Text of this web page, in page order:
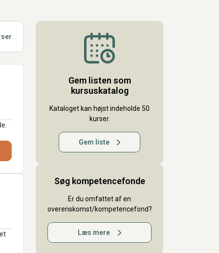
Gem listen som
kursuskatalog
Kataloget kan højst indeholde 50
kurser.
Gem liste
Søg kompetencefonde
Er du omfattet af en
overenskomst/kompetencefond?
Læs mere